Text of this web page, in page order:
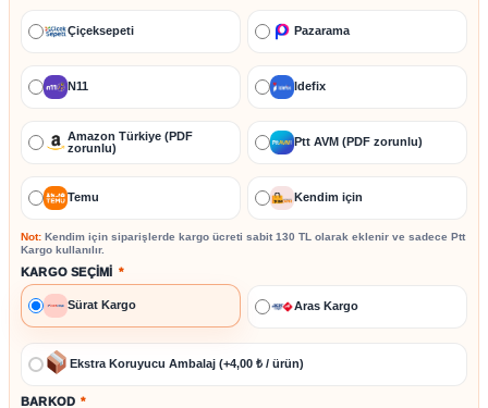
Çiçeksepeti Pazarama
N11 İdefix
Amazon Türkiye (PDF
zorunlu)
Ptt AVM (PDF zorunlu)
Temu Kendim için
Not: Kendim için siparişlerde kargo ücreti sabit 130 TL olarak eklenir ve sadece Ptt
Kargo kullanılır.
KARGO SEÇIMI *
Sürat Kargo Aras Kargo
Ekstra Koruyucu Ambalaj (+4,00 ₺ / ürün)
BARKOD *